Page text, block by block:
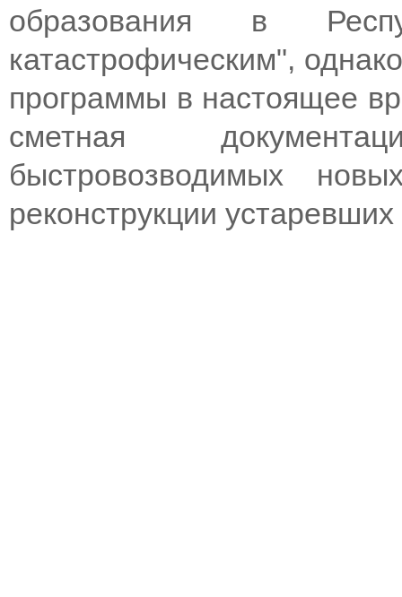
образования в
катастрофическим",
программы в настоящее
сметная
быстровозводимых
реконструкции